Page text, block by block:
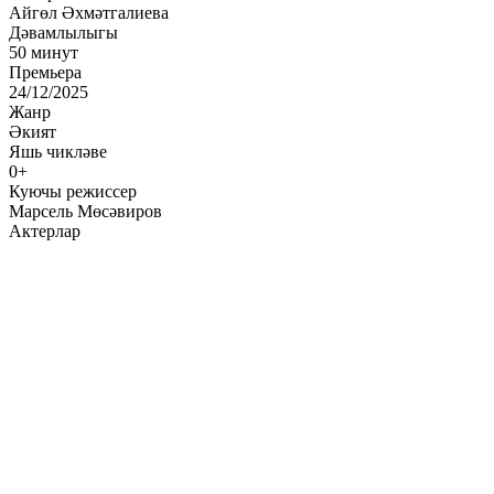
Айгөл Әхмәтгалиева
Дәвамлылыгы
50 минут
Премьера
24/12/2025
Жанр
Әкият
Яшь чикләве
0+
Куючы режиссер
Марсель Мөсәвиров
Актерлар